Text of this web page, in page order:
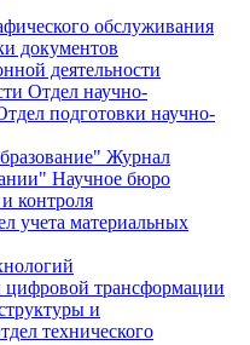
обслуживания
документов
деятельности
Отдел научно-
подготовки научно-
Журнал
Научное бюро
контроля
учета материальных
трансформации
и
технического